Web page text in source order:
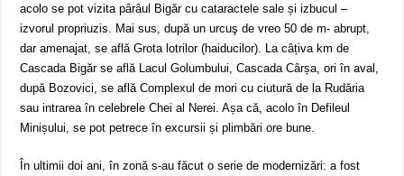
acolo se pot vizita pârâul Bigăr cu cataractele sale și izbucul –
izvorul propriuzis. Mai sus, după un urcuş de vreo 50 de m- abrupt,
dar amenajat, se află Grota lotrilor (haiducilor). La câțiva km de
Cascada Bigăr se află Lacul Golumbului, Cascada Cârșa, ori în aval,
după Bozovici, se află Complexul de mori cu ciutură de la Rudăria
sau intrarea în celebrele Chei al Nerei. Așa că, acolo în Defileul
Minișului, se pot petrece în excursii și plimbări ore bune.
În ultimii doi ani, în zonă s-au făcut o serie de modernizări: a fost